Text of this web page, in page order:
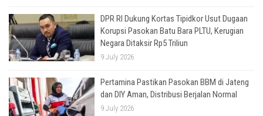
DPR RI Dukung Kortas Tipidkor Usut Dugaan
Korupsi Pasokan Batu Bara PLTU, Kerugian
Negara Ditaksir Rp5 Triliun
9 July 2026
Pertamina Pastikan Pasokan BBM di Jateng
dan DIY Aman, Distribusi Berjalan Normal
9 July 2026